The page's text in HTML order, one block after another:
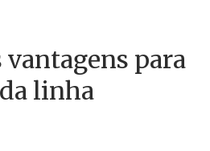
vantagens para
linha